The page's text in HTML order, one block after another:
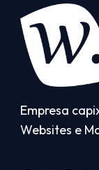
Empresa
Websites e